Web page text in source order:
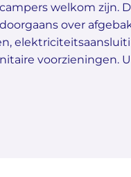
welkom zijn.
over
voorzieningen.